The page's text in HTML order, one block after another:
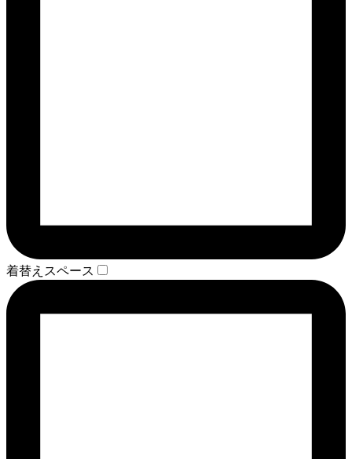
着替えスペース